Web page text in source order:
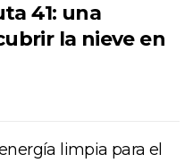
41: una
la nieve en
limpia para el